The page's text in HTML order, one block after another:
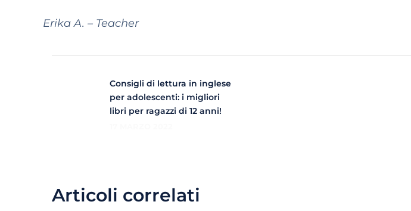
Erika A. – Teacher
Consigli di lettura in inglese
per adolescenti: i migliori
libri per ragazzi di 12 anni!
Articoli correlati